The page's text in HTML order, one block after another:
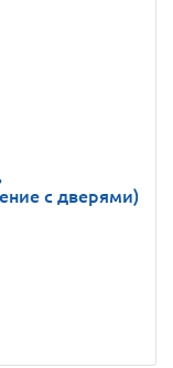
с дверями)